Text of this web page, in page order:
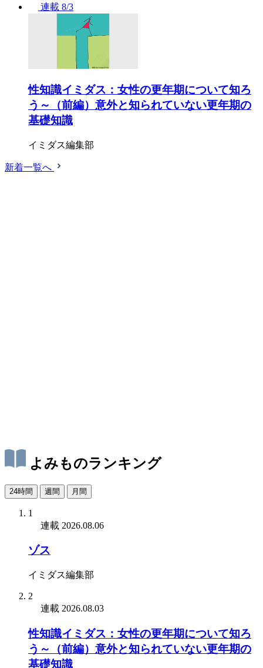
連載 8/3
性知識イミダス：女性の更年期について知ろ
う～（前編）意外と知られていない更年期の
基礎知識
イミダス編集部
新着一覧へ
よみものランキング
24時間 週間 月間
1
連載 2026.08.06
ゾス
イミダス編集部
2
連載 2026.08.03
性知識イミダス：女性の更年期について知ろ
う～（前編）意外と知られていない更年期の
基礎知識